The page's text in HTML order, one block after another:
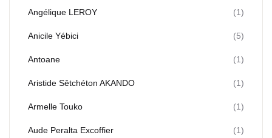
Angélique LEROY (1)
Anicile Yébici (5)
Antoane (1)
Aristide Sêtchéton AKANDO (1)
Armelle Touko (1)
Aude Peralta Excoffier (1)